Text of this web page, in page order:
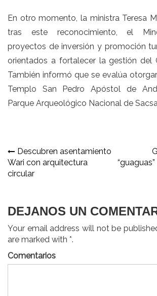
En otro momento, la ministra Teresa
tras este reconocimiento, el
proyectos de inversión y promoción
orientados a fortalecer la gestión del
También informó que se evalúa
Templo San Pedro Apóstol de
Parque Arqueológico Nacional de
Navegación
de
Descubren asentamiento
Wari con arquitectura
circular
DEJANOS UN
Your email address will not be
are marked with *.
Comentarios